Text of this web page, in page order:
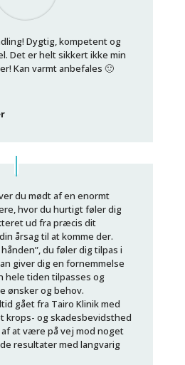
Dygtig, kompetent og
Det er helt sikkert ikke min
Kan varmt anbefales 🙂
du mødt af en enormt
hvor du hurtigt føler dig
ud fra præcis dit
årsag til at komme der.
du føler dig tilpas i
giver dig en fornemmelse
hele tiden tilpasses og
ønsker og behov.
gået fra Tairo Klinik med
krops- og skadesbevidsthed
at være på vej mod noget
resultater med langvarig